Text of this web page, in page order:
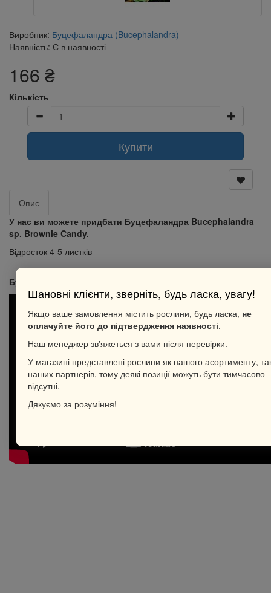
Виробник: Буцефаландра (Bucephalandra)
Наявність: Є в наявності
166 ₴
Кількість
Купити
Опис
У нас ви можете придбати Буцефаландра Bucephalandra
sp. Brownie Candy.
Відросток 4-5 листків
Буцефаландра Bucephalandra sp. Brownie Candy:
Шановні клієнти, зверніть, будь ласка, увагу!
Якщо ваше замовлення містить рослини, будь ласка, не
оплачуйте його до підтвердження наявності.
Наш менеджер зв'яжеться з вами після перевірки.
У магазині представлені рослини як нашого асортименту,
наших партнерів, тому деякі позиції можуть бути тимчасово
відсутні.
Дякуємо за розуміння!